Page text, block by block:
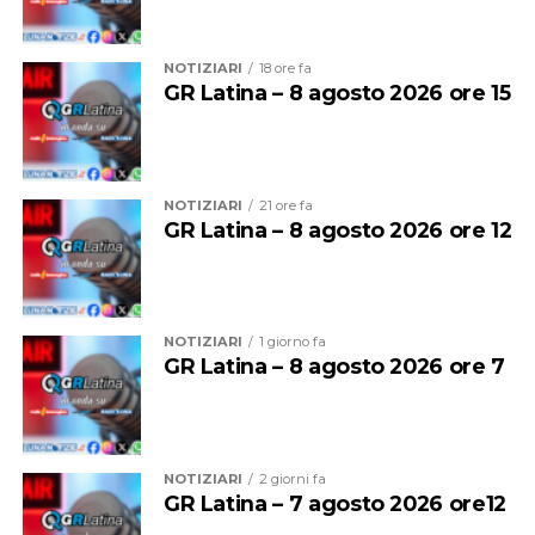
suggestivi come “La capitanessa de Romolan” su
trampoli, il Cantagallo Menestrello, i Saltafossum, la
Donna Corvo, i Corti teatrali della tradizione medievale,
il Cacciatore di topi, l’Araldo del borgo e il Mendicante
pellegrino.
Camminando nel borgo si incroceranno proposte
artistiche per tutti i gusti. Presso l’Infermeria dei
NOTIZIARI 18 ore fa
GR Latina – 8 agosto 2026 ore 15
NOTIZIARI 21 ore fa
GR Latina – 8 agosto 2026 ore 12
NOTIZIARI 1 giorno fa
GR Latina – 8 agosto 2026 ore 7
NOTIZIARI 2 giorni fa
GR Latina – 7 agosto 2026 ore12